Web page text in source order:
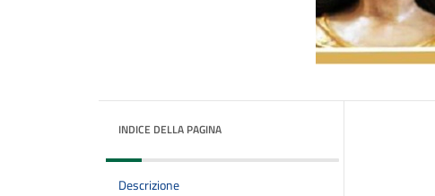
INDICE DELLA PAGINA
Descrizione